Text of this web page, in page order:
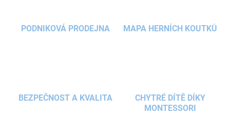
PODNIKOVÁ PRODEJNA MAPA HERNÍCH KOUTKŮ
BEZPEČNOST A KVALITA
CHYTRÉ DÍTĚ DÍKY
MONTESSORI